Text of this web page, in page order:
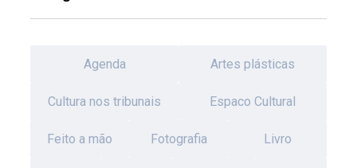
Agenda Artes plásticas
Cultura nos tribunais Espaco Cultural
Feito a mão Fotografia Livro